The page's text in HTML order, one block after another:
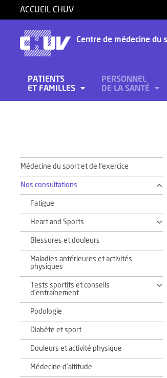
ACCUEIL CHUV
Centre de médecine du
PATIENTS
ET FAMILLES
PERSONNEL
DE LA SANTÉ
Médecine du sport et de l'exercice
Nos consultations
Fatigue
Heart and Sports
Blessures et douleurs
Maladies antérieures et activités
physiques
Tests sportifs et conseils
d'entraînement
Podologie
Diabète et sport
Douleurs et activité physique
Médecine d'altitude